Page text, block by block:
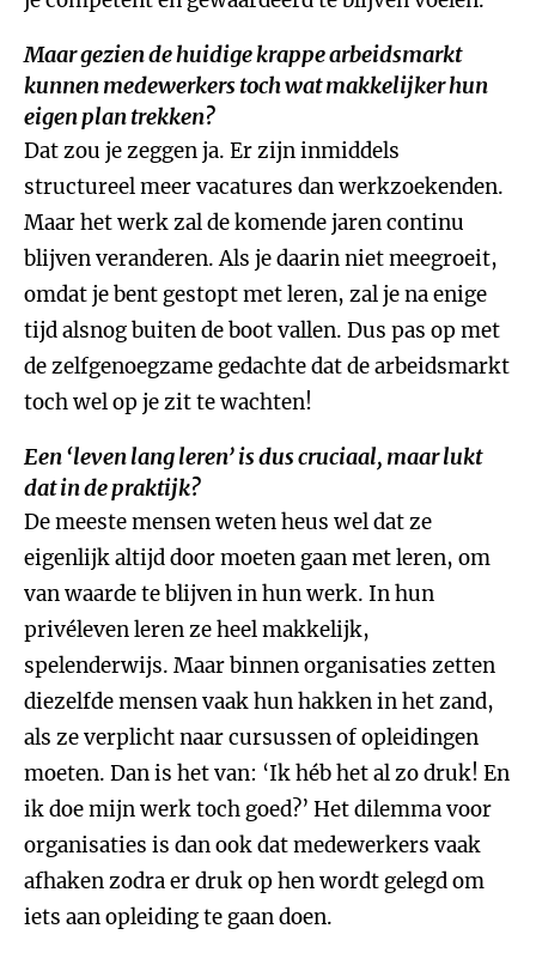
Maar gezien de huidige krappe arbeidsmarkt
kunnen medewerkers toch wat makkelijker hun
eigen plan trekken?
Dat zou je zeggen ja. Er zijn inmiddels
structureel meer vacatures dan werkzoekenden.
Maar het werk zal de komende jaren continu
blijven veranderen. Als je daarin niet meegroeit,
omdat je bent gestopt met leren, zal je na enige
tijd alsnog buiten de boot vallen. Dus pas op met
de zelfgenoegzame gedachte dat de arbeidsmarkt
toch wel op je zit te wachten!
Een ‘leven lang leren’ is dus cruciaal, maar lukt
dat in de praktijk?
De meeste mensen weten heus wel dat ze
eigenlijk altijd door moeten gaan met leren, om
van waarde te blijven in hun werk. In hun
privéleven leren ze heel makkelijk,
spelenderwijs. Maar binnen organisaties zetten
diezelfde mensen vaak hun hakken in het zand,
als ze verplicht naar cursussen of opleidingen
moeten. Dan is het van: ‘Ik héb het al zo druk! En
ik doe mijn werk toch goed?’ Het dilemma voor
organisaties is dan ook dat medewerkers vaak
afhaken zodra er druk op hen wordt gelegd om
iets aan opleiding te gaan doen.